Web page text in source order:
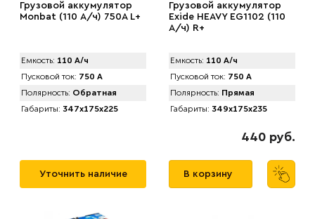
Грузовой аккумулятор
Monbat (110 А/ч) 750A L+
Емкость: 110 А/ч
Пусковой ток: 750 А
Полярность: Обратная
Габариты: 347x175x225
Уточнить наличие
Грузовой аккумулятор
Exide HEAVY EG1102 (110
А/ч) R+
Емкость: 110 А/ч
Пусковой ток: 750 А
Полярность: Прямая
Габариты: 349x175x235
440 руб.
В корзину